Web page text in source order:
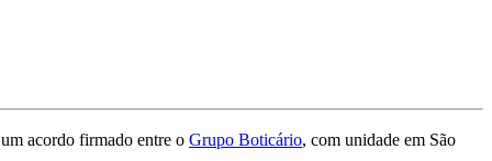
acordo firmado entre o Grupo Boticário, com unidade em São